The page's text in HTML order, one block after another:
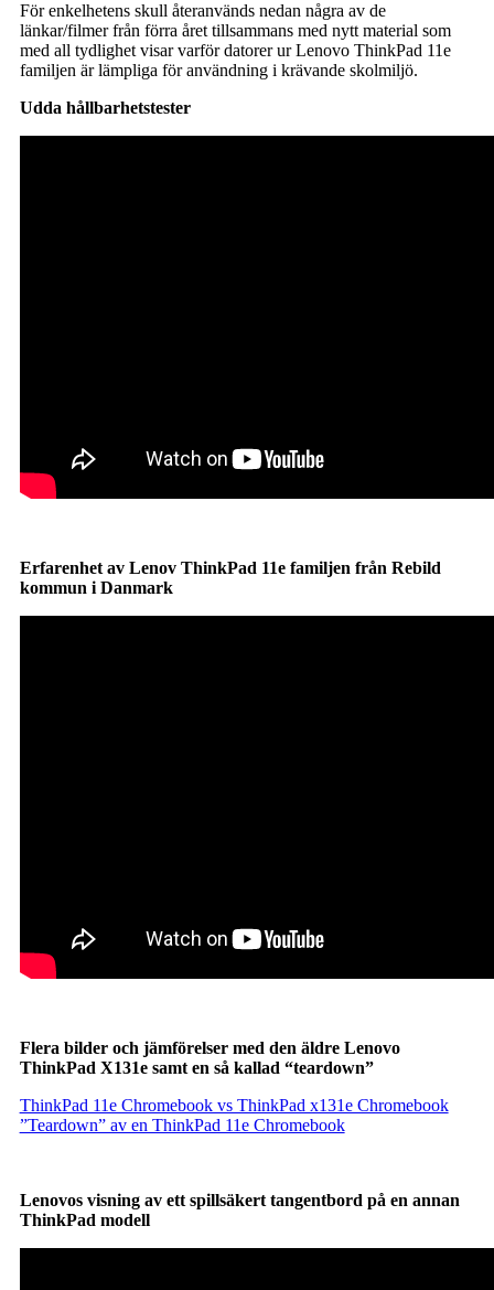
För enkelhetens skull återanvänds nedan några av de
länkar/filmer från förra året tillsammans med nytt material som
med all tydlighet visar varför datorer ur Lenovo ThinkPad 11e
familjen är lämpliga för användning i krävande skolmiljö.
Udda hållbarhetstester
Erfarenhet av Lenov ThinkPad 11e familjen från Rebild
kommun i Danmark
Flera bilder och jämförelser med den äldre Lenovo
ThinkPad X131e samt en så kallad “teardown”
ThinkPad 11e Chromebook vs ThinkPad x131e Chromebook
”Teardown” av en ThinkPad 11e Chromebook
Lenovos visning av ett spillsäkert tangentbord på en annan
ThinkPad modell